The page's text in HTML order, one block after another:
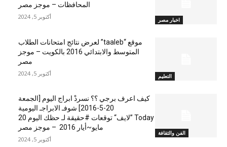
اخبار مصر
المحافظات – موجز مصر
أكتوبر 5, 2024
التعليم
موقع “taaleb” لعرض نتائج امتحانات الطلاب
المتوسط والابتدائي 2016 بالكويت – موجز
مصر
أكتوبر 5, 2024
الفن والثقافة
كيف اعرف برجي ؟؟ نسردْ ابراج اليوم [الجمعة
20-5-2016] شوفـ الابراجـ اليومية
Today ”لايف“ توقعات #حقيقة لـ حظك اليوم 20
مايو~أيار 2016 – موجز مصر
أكتوبر 5, 2024